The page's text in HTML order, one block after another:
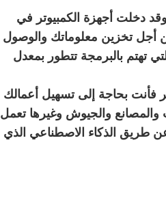
دخلت أجهزة الكمبيوتر في
أجل تخزين معلوماتك والوصول
تهتم بالبرمجة تتطور بمعدل
فأنت بحاجة إلى تسهيل أعمالك
والجيوش وغيرها تعمل
طريق الذكاء الاصطناعي الذي